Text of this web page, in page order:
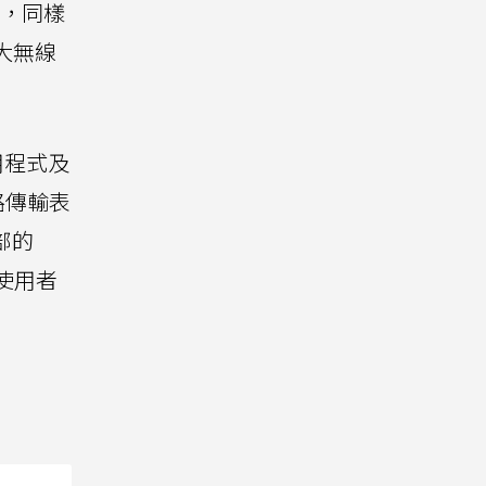
同樣
無線
式及
輸表
的
用者